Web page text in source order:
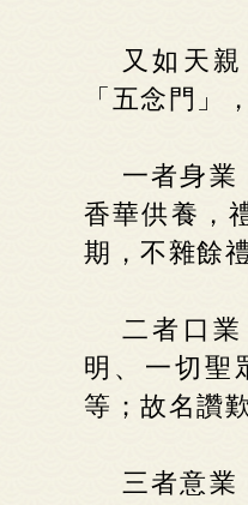
又如天
「五念門」
一者身業
香華供養，
期，不雜餘
二者口
明、一切聖
等；故名讚
三者意業